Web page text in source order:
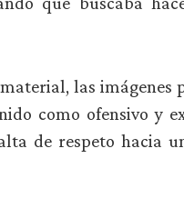
las imágenes
como ofensivo y
de respeto hacia